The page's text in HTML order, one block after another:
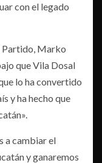
con el legado
Partido, Marko
que Vila Dosal
lo ha convertido
y ha hecho que
a cambiar el
y ganaremos